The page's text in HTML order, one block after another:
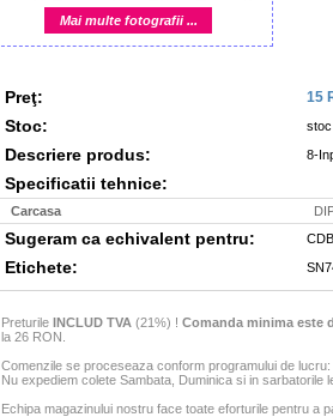
Mai multe fotografii ...
Preţ: 15
Stoc:
Descriere produs: 8-
Specificatii tehnice:
Carcasa
Sugeram ca echivalent pentru:
Etichete:
Preturile INCLUD TVA (21%) ! Comanda minima este
la 26 RON.
Comenzile se proceseaza conform programului de
Nu expediem colete Sambata, Duminica si in sarbatorile
Echipa magazinului nostru face toate eforturile pentru a